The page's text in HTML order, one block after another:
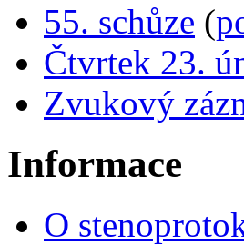
55. schůze (
Čtvrtek 23.
Zvukový
Informace
O